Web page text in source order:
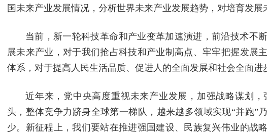
国未来产业发展情况，分析世界未来产业发展趋势，对培育发展
当前，新一轮科技革命和产业变革加速演进，前沿技术不
展未来产业，对于我们抢占科技和产业制高点、牢牢把握发展
体系，对于提高人民生活品质、促进人的全面发展和社会全面进
近年来，党中央高度重视未来产业发展，加强战略谋划
头，整体竞争力跻身全球第一梯队，越来越多领域实现“并跑”
少。新征程上，我们要站在推进强国建设、民族复兴伟业的战